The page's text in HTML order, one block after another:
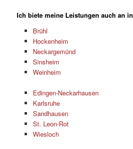
Ich biete meine Leistungen auch an in
Brühl
Hockenheim
Neckargemünd
Sinsheim
Weinheim
Edingen-Neckarhausen
Karlsruhe
Sandhausen
St. Leon-Rot
Wiesloch